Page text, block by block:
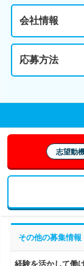
会社情報
応募方法
志望動
その他の募集情報
経験を活かして働